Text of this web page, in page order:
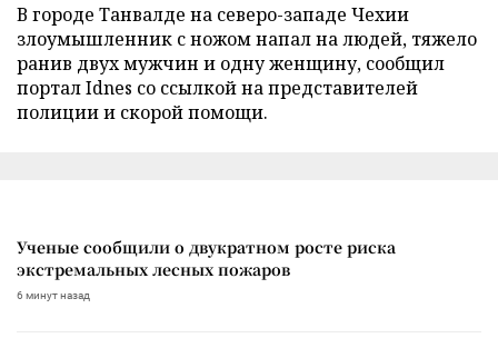
В городе Танвалде на северо-западе Чехии
злоумышленник с ножом напал на людей, тяжело
ранив двух мужчин и одну женщину, сообщил
портал Idnes со ссылкой на представителей
полиции и скорой помощи.
Ученые сообщили о двукратном росте риска
экстремальных лесных пожаров
6 минут назад